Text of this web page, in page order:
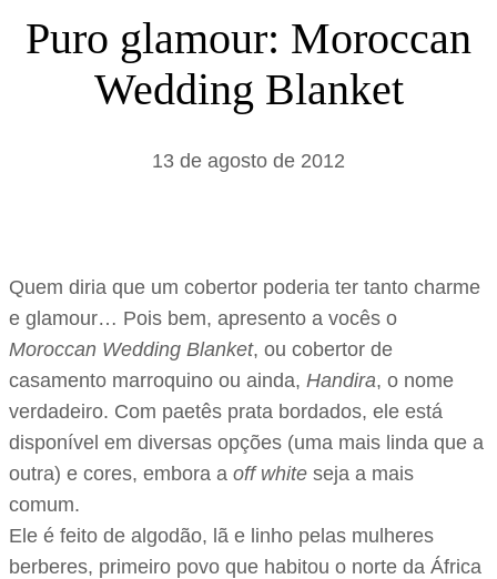
a
Puro glamour: Moroccan
Wedding Blanket
13 de agosto de 2012
Quem diria que um cobertor poderia ter tanto charme
e glamour… Pois bem, apresento a vocês o
Moroccan Wedding Blanket, ou cobertor de
casamento marroquino ou ainda, Handira, o nome
verdadeiro. Com paetês prata bordados, ele está
disponível em diversas opções (uma mais linda que a
outra) e cores, embora a off white seja a mais
comum.
Ele é feito de algodão, lã e linho pelas mulheres
berberes, primeiro povo que habitou o norte da África